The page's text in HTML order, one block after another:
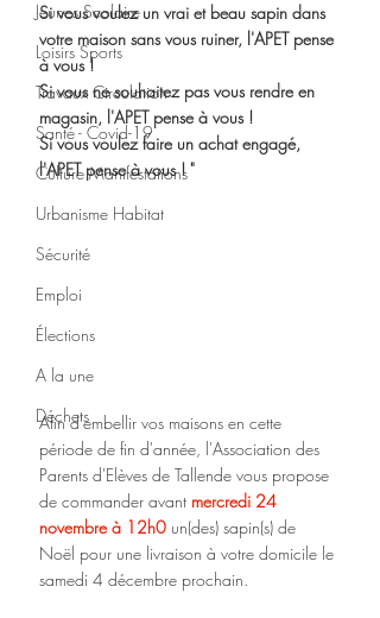
Jeunes Scolaire
Loisirs Sports
Travaux Circulation
Santé - Covid-19
Culture Manifestations
Urbanisme Habitat
Sécurité
Emploi
Élections
A la une
Déchets
Si vous voulez un vrai et beau sapin dans
votre maison sans vous ruiner, l'APET pense
à vous !
Si vous ne souhaitez pas vous rendre en
magasin, l'APET pense à vous !
Si vous voulez faire un achat engagé,
l'APET pense à vous ! "
Afin d'embellir vos maisons en cette
période de fin d'année, l'Association des
Parents d'Elèves de Tallende vous propose
de commander avant mercredi 24
novembre à 12h0 un(des) sapin(s) de
Noël pour une livraison à votre domicile le
samedi 4 décembre prochain.